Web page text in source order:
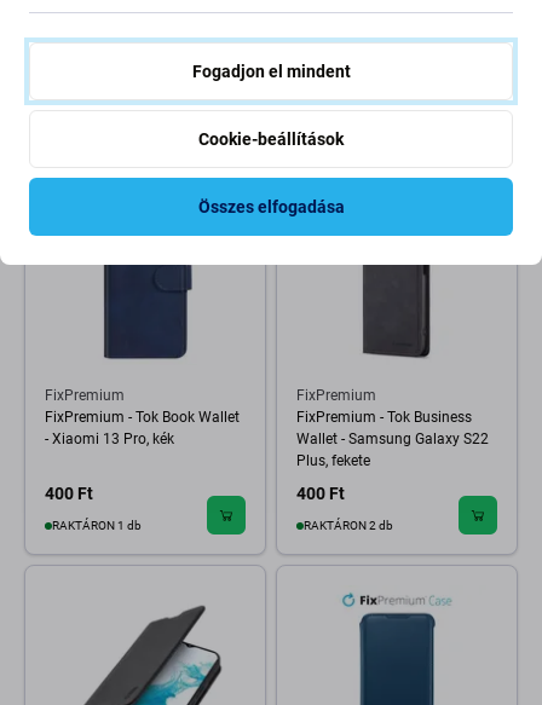
- iPhone 13 mini, fekete
RENDELÉSRE
- Xiaomi Redmi Note 12 Pro
Plus, kék
400 Ft
RAKTÁRON 1 db
FixPremium
FixPremium - Tok Book Wallet
- Xiaomi 13 Pro, kék
400 Ft
RAKTÁRON 1 db
FixPremium
FixPremium - Tok Business
Wallet - Samsung Galaxy S22
Plus, fekete
400 Ft
RAKTÁRON 2 db
Fogadjon el mindent
Cookie-beállítások
Összes elfogadása